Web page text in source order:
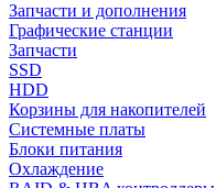
Запчасти и дополнения
Графические станции
Запчасти
SSD
HDD
Корзины для накопителей
Системные платы
Блоки питания
Охлаждение